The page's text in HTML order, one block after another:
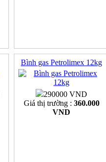
Bình gas Petrolimex 12kg
290000 VND
Giá thị trường : 360.000
VND